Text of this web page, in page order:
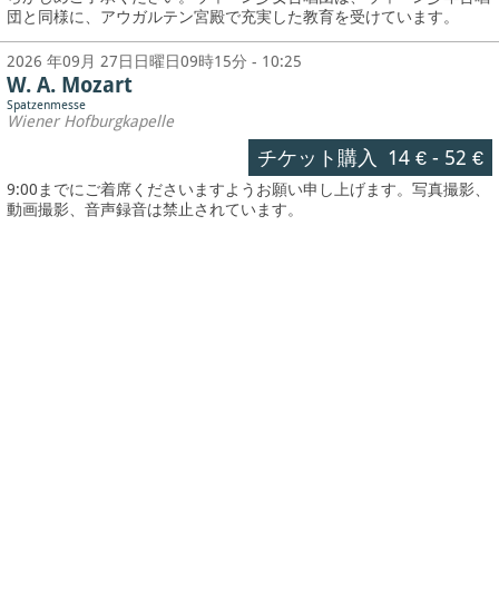
団と同様に、アウガルテン宮殿で充実した教育を受けています。
2026 年09月 27日日曜日09時15分 - 10:25
W. A. Mozart
Spatzenmesse
Wiener Hofburgkapelle
チケット購入 14 €- 52 €
9:00までにご着席くださいますようお願い申し上げます。写真撮影、
動画撮影、音声録音は禁止されています。